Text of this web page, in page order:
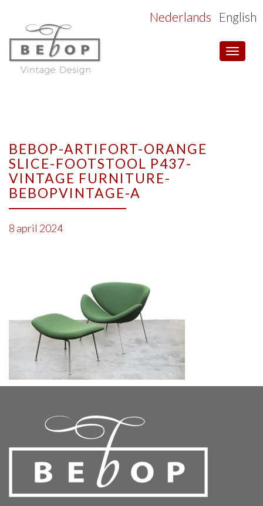
Toggle
Nederlands English
BEBOP-ARTIFORT-ORANGE
SLICE-FOOTSTOOL P437-
VINTAGE FURNITURE-
BEBOPVINTAGE-A
8 april 2024